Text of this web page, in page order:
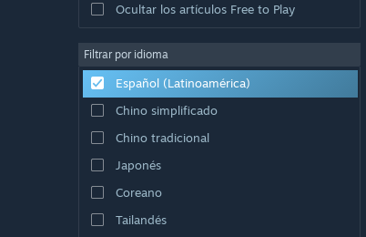
Ocultar los artículos Free to Play
Filtrar por idioma
Español (Latinoamérica)
Chino simplificado
Chino tradicional
Japonés
Coreano
Tailandés